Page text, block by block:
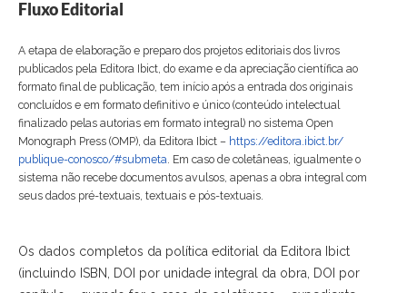
Fluxo Editorial
A etapa de elaboração e preparo dos projetos editoriais dos livros
publicados pela Editora Ibict, do exame e da apreciação científica ao
formato final de publicação, tem início após a entrada dos originais
concluídos e em formato definitivo e único (conteúdo intelectual
finalizado pelas autorias em formato integral) no sistema Open
Monograph Press (OMP), da Editora Ibict – https://editora.ibict.br/
publique-conosco/#submeta. Em caso de coletâneas, igualmente o
sistema não recebe documentos avulsos, apenas a obra integral com
seus dados pré-textuais, textuais e pós-textuais.
Os dados completos da política editorial da Editora Ibict
(incluindo ISBN, DOI por unidade integral da obra, DOI por